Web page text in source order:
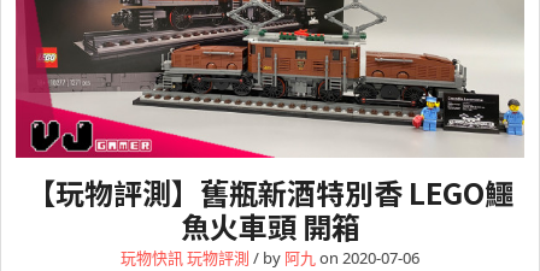
【玩物評測】舊瓶新酒特別香 LEGO鱷
魚火車頭 開箱
玩物快訊玩物評測 / by 阿九on 2020-07-06